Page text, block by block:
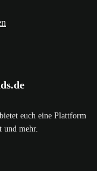
euch eine Plattform
mehr.